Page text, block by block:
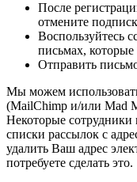
После
отмените
Воспользуйтесь
письмах,
Отправить
Мы можем
(MailChimp и/или Mad
Некоторые сотрудники
списки рассылок с
удалить Ваш адрес
потребуете сделать это.